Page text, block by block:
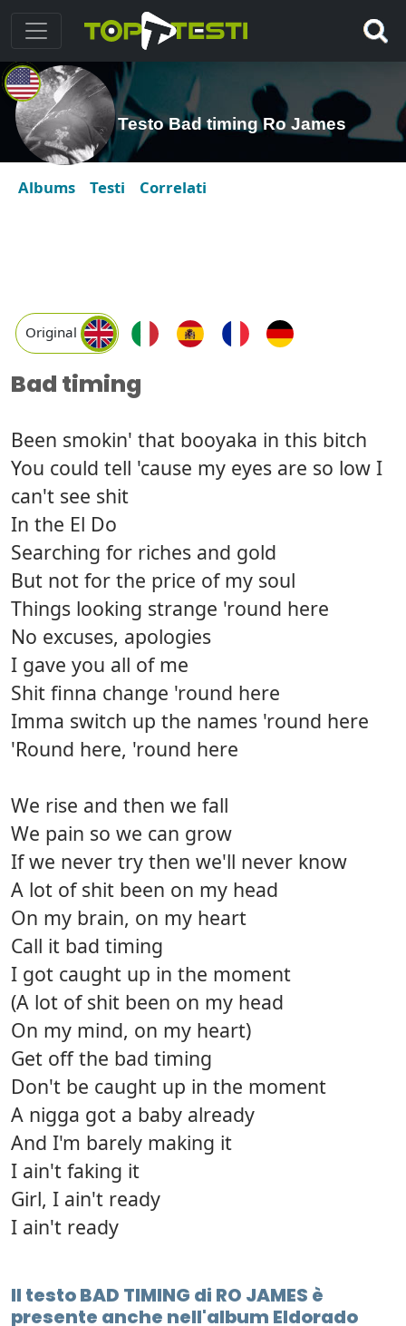
Testo Bad timing Ro James
Albums Testi Correlati
Original
Bad timing
Been smokin' that booyaka in this bitch
You could tell 'cause my eyes are so low I
can't see shit
In the El Do
Searching for riches and gold
But not for the price of my soul
Things looking strange 'round here
No excuses, apologies
I gave you all of me
Shit finna change 'round here
Imma switch up the names 'round here
'Round here, 'round here
We rise and then we fall
We pain so we can grow
If we never try then we'll never know
A lot of shit been on my head
On my brain, on my heart
Call it bad timing
I got caught up in the moment
(A lot of shit been on my head
On my mind, on my heart)
Get off the bad timing
Don't be caught up in the moment
A nigga got a baby already
And I'm barely making it
I ain't faking it
Girl, I ain't ready
I ain't ready
Il testo BAD TIMING di RO JAMES è
presente anche nell'album Eldorado